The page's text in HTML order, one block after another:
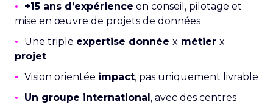
• +15 ans d’expérience en conseil, pilotage et
mise en œuvre de projets de données
• Une triple expertise donnée x métier x
projet
• Vision orientée impact, pas uniquement livrable
• Un groupe international, avec des centres